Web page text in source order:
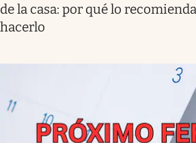
de la casa: por qué lo
hacerlo